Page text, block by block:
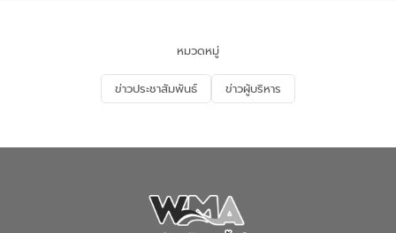
จัดการน้ำเสียและสร้างจิตสำนึกในการ
อนุรักษ์สิ่งแวดล้อม ในหัวข้อ “น้ำเสียชุมชน
และการบำบัดน้ำเสียเบื้องต้น” โดยให้ความรู้
เกี่ยวกับสาเหตุและผลกระทบของน้ำเสีย
ณ เทศบาลตำบลบางเลน จังหวัดนครปฐม
หมวดหมู่
ข่าวประชาสัมพันธ์ ข่าวผู้บริหาร